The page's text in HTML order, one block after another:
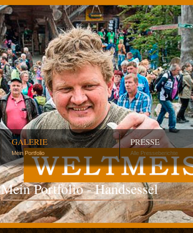
GALERIE
Mein Portfolio
PRESSE
Alle Presseberichte
Mein Portfolio - Handsessel